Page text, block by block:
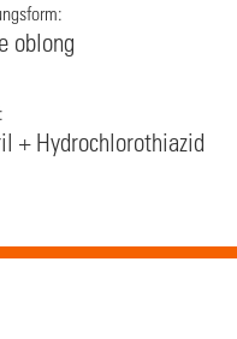
oblong
+ Hydrochlorothiazid